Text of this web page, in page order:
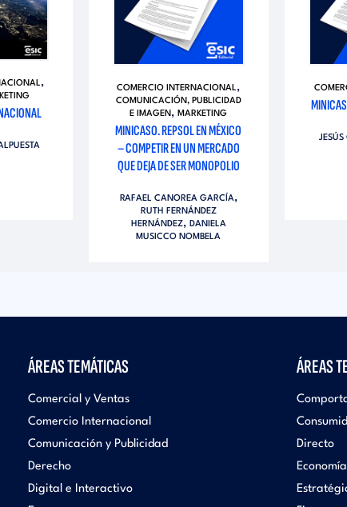
, COMERCIO INTERNACIONAL,
COMUNICACIÓN, PUBLICIDAD
E IMAGEN,MARKETING
MINICASO. REPSOL EN MÉXICO
– COMPETIR EN UN MERCADO
QUE DEJA DE SER MONOPOLIO
RAFAEL CANOREA GARCÍA,
RUTH FERNÁNDEZ
HERNÁNDEZ, DANIELA
MUSICCO NOMBELA
JESÚS
ÁREAS TEMÁTICAS
Comercial y Ventas
Comercio Internacional
Comunicación y Publicidad
Derecho
Digital e Interactivo
ÁREAS
Directo
Economía